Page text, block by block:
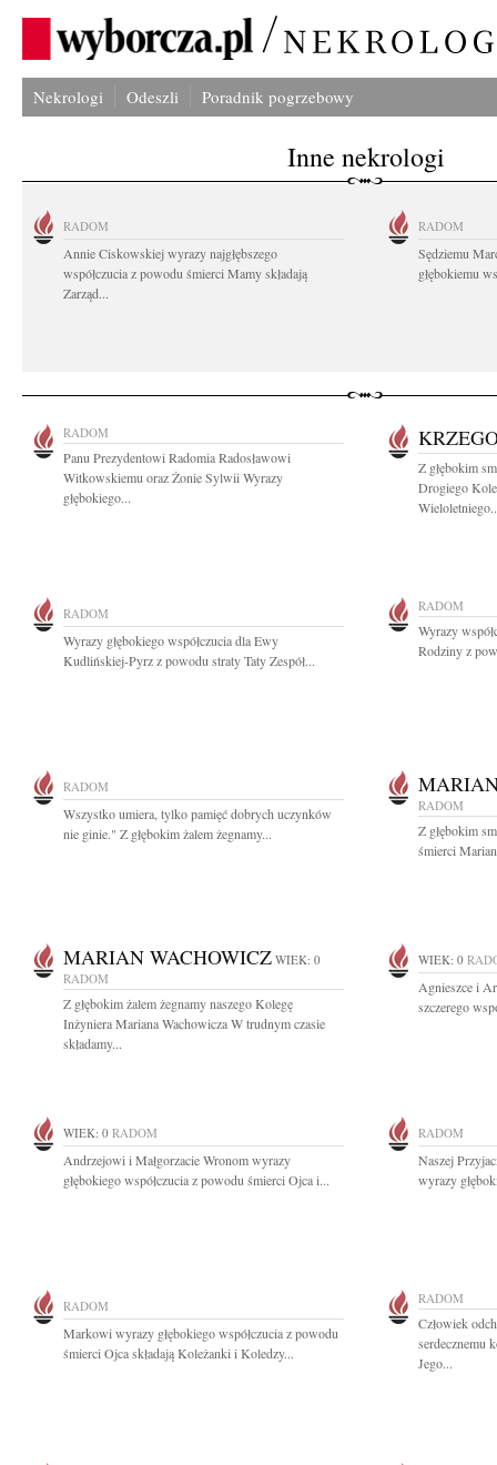
Nekrologi Odeszli Poradnik pogrzebowy
Inne nekrologi
RADOM
Annie Ciskowskiej wyrazy najgłębszego
współczucia z powodu śmierci Mamy składają
Zarząd...
RADOM
Sędziemu
głębokiemu
RADOM
Panu Prezydentowi Radomia Radosławowi
Witkowskiemu oraz Żonie Sylwii Wyrazy
głębokiego...
Z głębokim
Drogiego
RADOM
Wyrazy głębokiego współczucia dla Ewy
Kudlińskiej-Pyrz z powodu straty Taty Zespół...
RADOM
Wyrazy
Rodziny z
RADOM
Wszystko umiera, tylko pamięć dobrych uczynków
nie ginie." Z głębokim żalem żegnamy...
RADOM
Z głębokim
śmierci
MARIAN WACHOWICZ WIEK: 0
RADOM
Z głębokim żalem żegnamy naszego Kolegę
Inżyniera Mariana Wachowicza W trudnym czasie
składamy...
WIEK: 0
Agnieszce i
szczerego
WIEK: 0 RADOM
Andrzejowi i Małgorzacie Wronom wyrazy
głębokiego współczucia z powodu śmierci Ojca i...
RADOM
Naszej
wyrazy
RADOM
Markowi wyrazy głębokiego współczucia z powodu
śmierci Ojca składają Koleżanki i Koledzy...
RADOM
Człowiek
serdecznemu
Jego...